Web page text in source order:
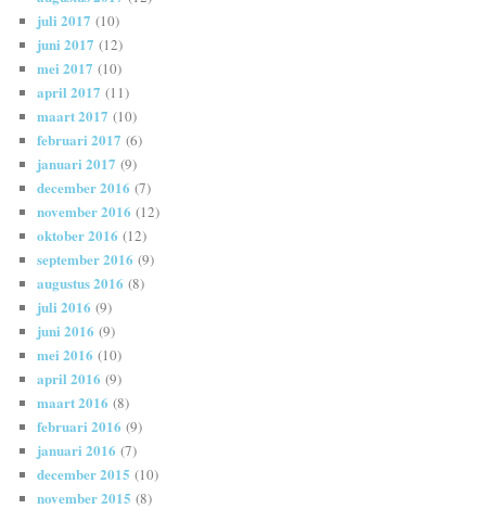
juli 2017 (10)
juni 2017 (12)
mei 2017 (10)
april 2017 (11)
maart 2017 (10)
februari 2017 (6)
januari 2017 (9)
december 2016 (7)
november 2016 (12)
oktober 2016 (12)
september 2016 (9)
augustus 2016 (8)
juli 2016 (9)
juni 2016 (9)
mei 2016 (10)
april 2016 (9)
maart 2016 (8)
februari 2016 (9)
januari 2016 (7)
december 2015 (10)
november 2015 (8)